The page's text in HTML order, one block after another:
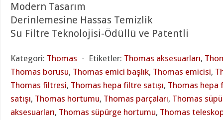
Modern Tasarım
Derinlemesine Hassas Temizlik
Su Filtre Teknolojisi-Ödüllü ve Patentli
Kategori: Thomas ⋅ Etiketler: Thomas aksesuarları,
Thomas borusu, Thomas emici başlık, Thomas emicisi,
Thomas filtresi, Thomas hepa filtre satışı, Thomas hepa
satışı, Thomas hortumu, Thomas parçaları, Thomas
aksesuarları, Thomas süpürge hortumu, Thomas